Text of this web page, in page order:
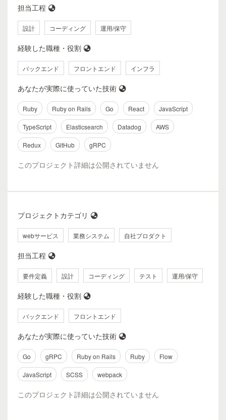
担当工程
設計 コーディング 運用/保守
経験した職種・役割
バックエンド フロントエンド インフラ
あなたが実際に使っていた技術
Ruby Ruby on Rails Go React JavaScript
TypeScript Elasticsearch Datadog AWS
Redux GitHub gRPC
このプロジェクト詳細は公開されていません
プロジェクトカテゴリ
webサービス 業務システム 自社プロダクト
担当工程
要件定義 設計 コーディング テスト 運用/保守
経験した職種・役割
バックエンド フロントエンド
あなたが実際に使っていた技術
Go gRPC Ruby on Rails Ruby Flow
JavaScript SCSS webpack
このプロジェクト詳細は公開されていません